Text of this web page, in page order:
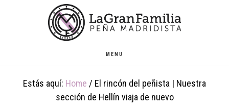
MENU
Estás aquí: Home / El rincón del peñista | Nuestra
sección de Hellín viaja de nuevo